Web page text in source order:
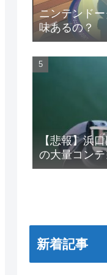
ニンテンド
味あるの？
【悲報】浜
の大量コン
レイヤーい
新着記事